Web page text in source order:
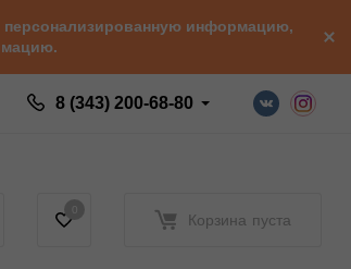
персонализированную информацию,
8 (343) 200-68-80
Корзина пуста